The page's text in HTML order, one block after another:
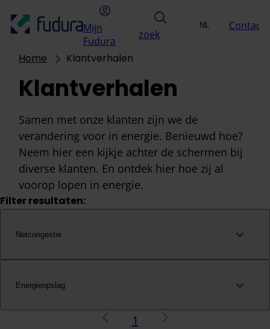
Overslaan naar inhoudhoofdmenu
Uitdagingen
Mijn Fudura
Mijn
Fudura
zoek
zoek
NL Contact
Home Klantverhalen
Klantverhalen
Samen met onze klanten zijn we de
verandering voor in energie. Benieuwd hoe?
Neem hier een kijkje achter de schermen bij
diverse klanten. En ontdek hier hoe zij al
voorop lopen in energie.
Filter resultaten:
Netcongestie
Energieopslag
vorige
1
Volgende